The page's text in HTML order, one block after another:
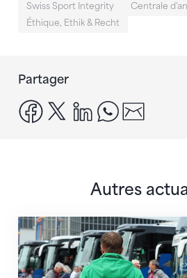
Swiss Sport Integrity
Centrale
Éthique, Ethik & Recht
Partager
facebook
x linkedinwhatsapp
Autres
Twerenbold devient le